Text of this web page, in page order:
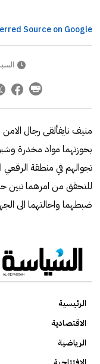
Source on Google
السبت 08
منيف نايفألقى رجال
بحوزتهما مواد مخدرة
تجوالهم في منطقة الرقعي
للتحقق من امرهما تبين
ضبطهما واحالتهما الى
الرئيسية
الاقتصادية
الرياضية